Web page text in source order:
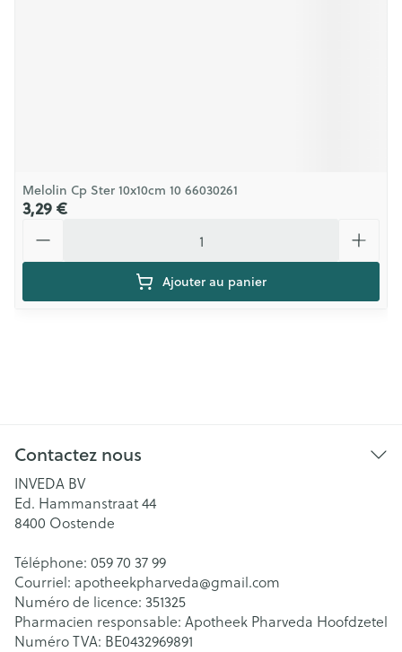
Melolin Cp Ster 10x10cm 10 66030261
3,29 €
Ajouter au panier
Contactez nous
INVEDA BV
Ed. Hammanstraat 44
8400 Oostende
Téléphone: 059 70 37 99
Courriel: apotheekpharveda@gmail.com
Numéro de licence: 351325
Pharmacien responsable: Apotheek Pharveda Hoofdzetel
Numéro TVA: BE0432969891